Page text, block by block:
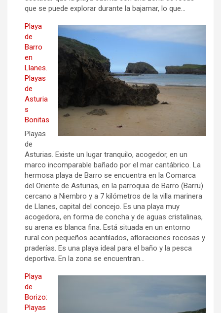
que se puede explorar durante la bajamar, lo que…
Playa
de
Barro
en
Llanes.
Playas
de
Asturia
s
Bonitas
Playas
de
Asturias. Existe un lugar tranquilo, acogedor, en un
marco incomparable bañado por el mar cantábrico. La
hermosa playa de Barro se encuentra en la Comarca
del Oriente de Asturias, en la parroquia de Barro (Barru)
cercano a Niembro y a 7 kilómetros de la villa marinera
de Llanes, capital del concejo. Es una playa muy
acogedora, en forma de concha y de aguas cristalinas,
su arena es blanca fina. Está situada en un entorno
rural con pequeños acantilados, afloraciones rocosas y
praderías. Es una playa ideal para el baño y la pesca
deportiva. En la zona se encuentran…
Playa
de
Borizo:
Playas